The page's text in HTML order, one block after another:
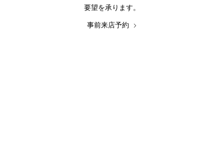
要望を承ります。
事前来店予約